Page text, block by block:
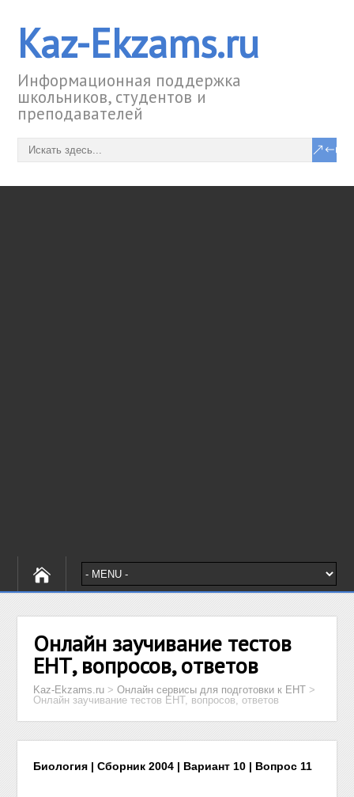
Kaz-Ekzams.ru
Информационная поддержка
школьников, студентов и
преподавателей
Онлайн заучивание тестов
ЕНТ, вопросов, ответов
Kaz-Ekzams.ru >Онлайн сервисы для подготовки к ЕНТ >
Онлайн заучивание тестов ЕНТ, вопросов, ответов
Биология | Сборник 2004 | Вариант 10 | Вопрос 11